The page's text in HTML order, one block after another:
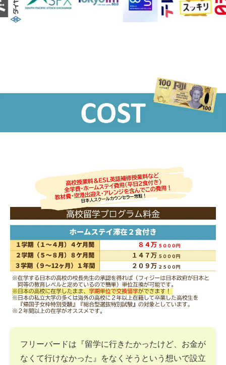
フリーバードは『留学に行きたかったけど、お金が
なくて行けなかった』をなくそうという想いで設立